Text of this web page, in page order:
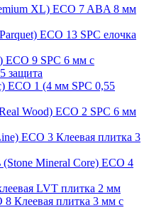
XL) ECO 7 ABA 8 мм
ECO 13 SPC елочка
9 SPC 6 мм с
защита
ECO 1 (4 мм SPC 0,55
Wood) ECO 2 SPC 6 мм
ECO 3 Клеевая плитка 3
Mineral Core) ECO 4
LVT плитка 2 мм
Клеевая плитка 3 мм с